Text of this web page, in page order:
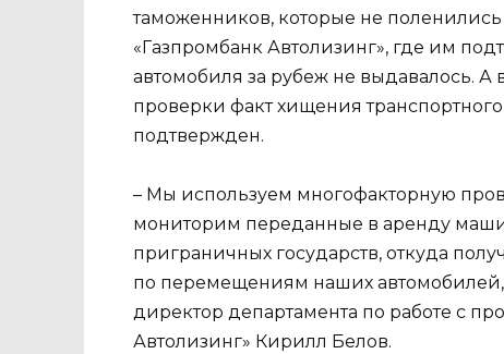
таможенников, которые не
«Газпромбанк Автолизинг», где им
автомобиля за рубеж не выдавалось.
проверки факт хищения
подтвержден.
– Мы используем многофакторную
мониторим переданные в аренду
приграничных государств, откуда
по перемещениям наших
директор департамента по работе с
Автолизинг» Кирилл Белов.